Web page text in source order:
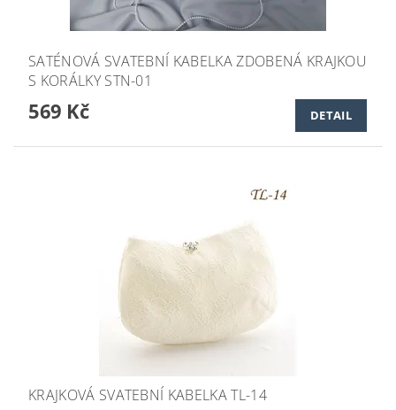
SATÉNOVÁ SVATEBNÍ KABELKA ZDOBENÁ KRAJKOU
S KORÁLKY STN-01
569 Kč DETAIL
KRAJKOVÁ SVATEBNÍ KABELKA TL-14